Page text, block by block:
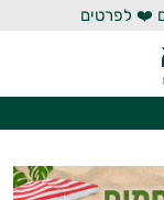
❤️ לפרטים